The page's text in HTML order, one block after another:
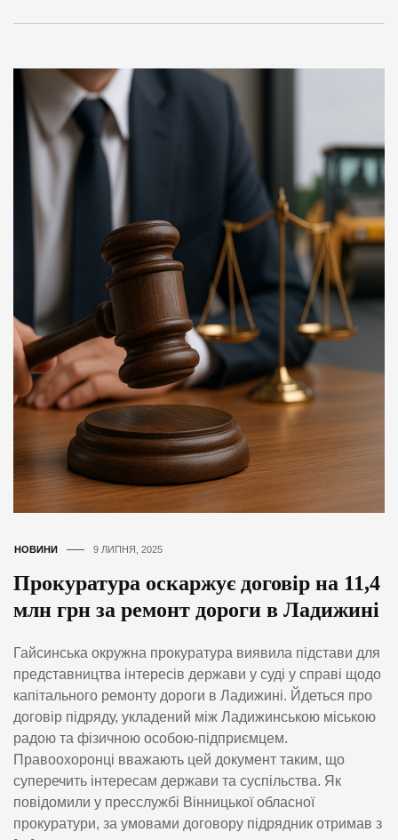
НОВИНИ 9 ЛИПНЯ, 2025
Прокуратура оскаржує договір на 11,4
млн грн за ремонт дороги в Ладижині
Гайсинська окружна прокуратура виявила підстави для
представництва інтересів держави у суді у справі щодо
капітального ремонту дороги в Ладижині. Йдеться про
договір підряду, укладений між Ладижинською міською
радою та фізичною особою-підприємцем.
Правоохоронці вважають цей документ таким, що
суперечить інтересам держави та суспільства. Як
повідомили у пресслужбі Вінницької обласної
прокуратури, за умовами договору підрядник отримав з